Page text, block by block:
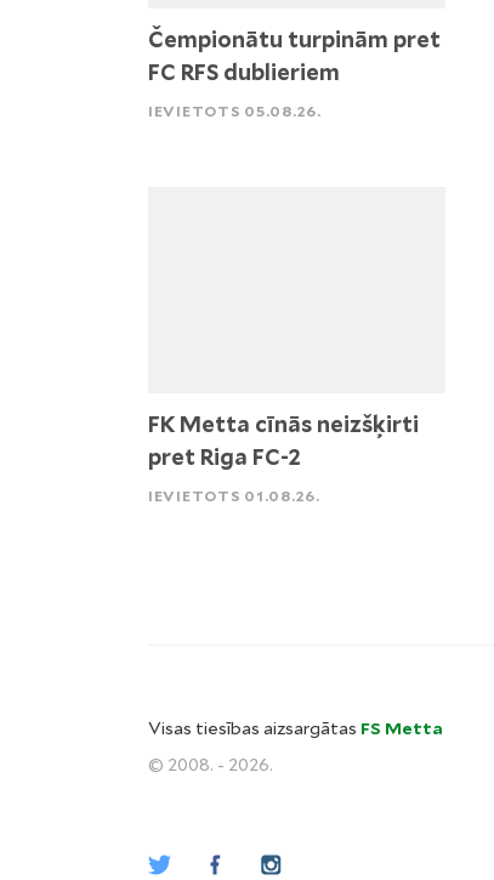
Čempionātu turpinām pret
FC RFS dublieriem
IEVIETOTS 05.08.26.
FK Metta cīnās neizšķirti
pret Riga FC-2
IEVIETOTS 01.08.26.
Visas tiesības aizsargātas FS Metta
© 2008. - 2026.